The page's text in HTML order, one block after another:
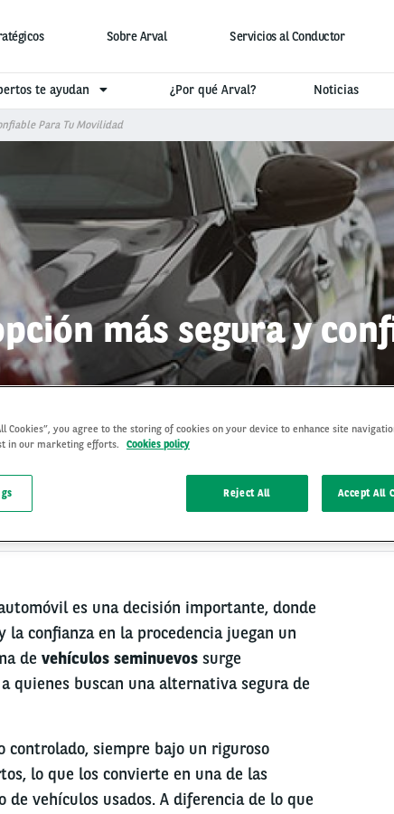
Sobre Arval Servicios al Conductor
te ayudan ¿Por qué Arval? Noticias
Para Tu Movilidad
más segura y
es una decisión importante, donde
confianza en la procedencia juegan un
de vehículos seminuevossurge
quienes buscan una alternativa segura de
controlado, siempre bajo un riguroso
lo que los convierte en una de las
de vehículos usados. A diferencia de lo que
Cookies”, you agree to the storing of cookies on your device to enhance site
in our marketing efforts.
Cookies policy
Reject All Accept All